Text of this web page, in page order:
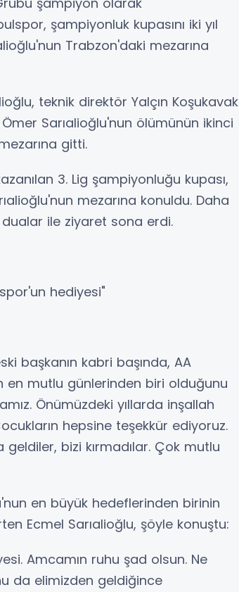
şampiyonluk kupasını iki yıl
Trabzon'daki mezarına
teknik direktör Yalçın Koşukavak
Sarıalioğlu'nun ölümünün ikinci
gitti.
3. Lig şampiyonluğu kupası,
mezarına konuldu. Daha
ile ziyaret sona erdi.
hediyesi"
başkanın kabri başında, AA
en mutlu günlerinden biri olduğunu
Önümüzdeki yıllarda inşallah
hepsine teşekkür ediyoruz.
geldiler, bizi kırmadılar. Çok mutlu
en büyük hedeflerinden birinin
Ecmel Sarıalioğlu, şöyle konuştu:
Amcamın ruhu şad olsun. Ne
da elimizden geldiğince